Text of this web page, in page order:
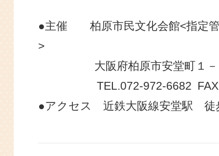
●主催 柏原市民文化会館<指定管
>
大阪府柏原市安堂町１
TEL.072-972-6682
●アクセス 近鉄大阪線安堂駅 徒